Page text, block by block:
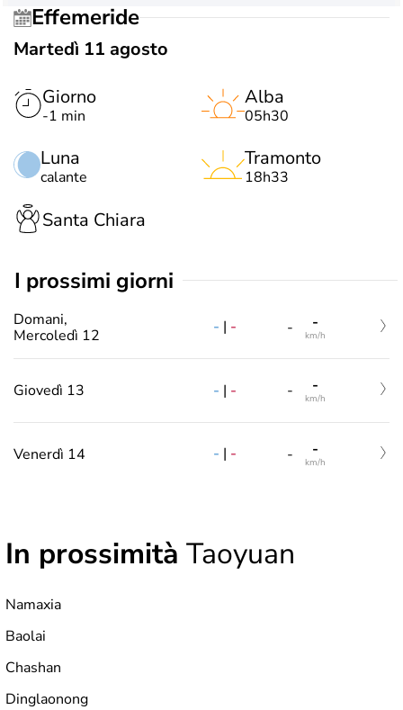
Effemeride
Martedì 11 agosto
Giorno
-1 min
Luna
calante
Alba
05h30
Tramonto
18h33
Santa Chiara
i prossimi giorni
Domani,
Mercoledì 12
- | - - -
km/h
Giovedì 13 - | - - -
km/h
Venerdì 14 - | - - -
km/h
In prossimità Taoyuan
Namaxia
Baolai
Chashan
Dinglaonong